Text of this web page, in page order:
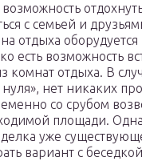
с семьей и
отдыха
есть возможность
комнат отдыха. В
нуля», нет никаких
со срубом
площади.
уже
вариант с